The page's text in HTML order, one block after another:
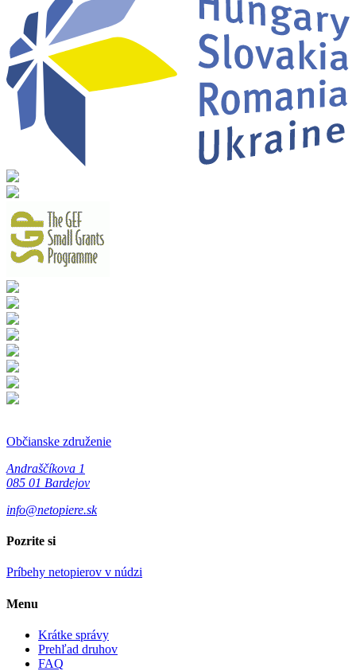
Občianske združenie
Andraščíkova 1
085 01 Bardejov
info@netopiere.sk
Pozrite si
Príbehy netopierov v núdzi
Menu
Krátke správy
Prehľad druhov
FAQ